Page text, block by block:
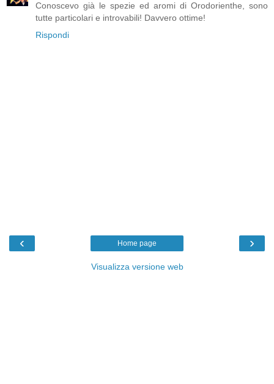
Conoscevo già le spezie ed aromi di Orodorienthe, sono
tutte particolari e introvabili! Davvero ottime!
Rispondi
‹ ›
Home page
Visualizza versione web